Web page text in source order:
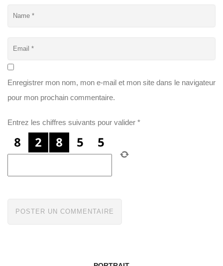
Enregistrer mon nom, mon e-mail et mon site dans le navigateur
pour mon prochain commentaire.
Entrez les chiffres suivants pour valider *